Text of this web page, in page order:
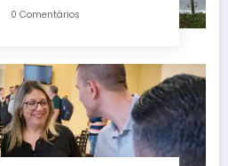
0 Comentários